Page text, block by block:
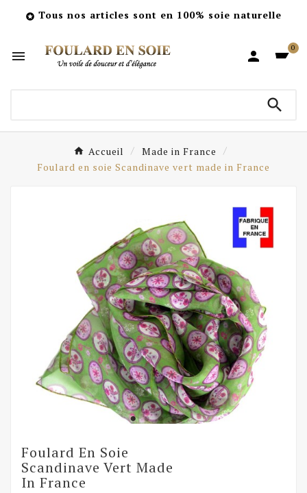
 Tous nos articles sont en 100% soie naturelle
 
0

Accueil
Made in France
Foulard en soie Scandinave vert made in France
Foulard En Soie
Scandinave Vert Made
In France